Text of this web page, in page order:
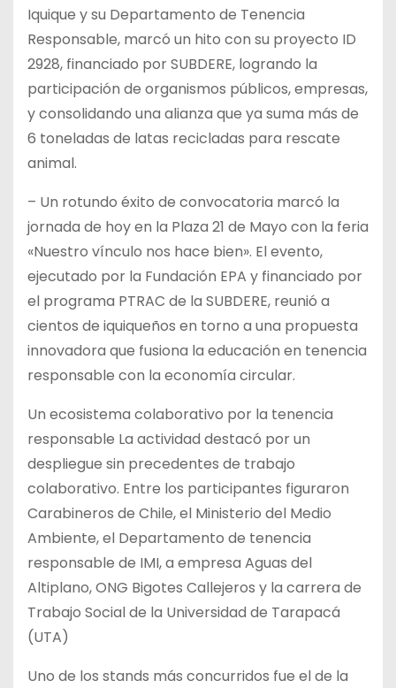
Iquique y su Departamento de Tenencia
Responsable, marcó un hito con su proyecto ID
2928, financiado por SUBDERE, logrando la
participación de organismos públicos, empresas,
y consolidando una alianza que ya suma más de
6 toneladas de latas recicladas para rescate
animal.
– Un rotundo éxito de convocatoria marcó la
jornada de hoy en la Plaza 21 de Mayo con la feria
«Nuestro vínculo nos hace bien». El evento,
ejecutado por la Fundación EPA y financiado por
el programa PTRAC de la SUBDERE, reunió a
cientos de iquiqueños en torno a una propuesta
innovadora que fusiona la educación en tenencia
responsable con la economía circular.
Un ecosistema colaborativo por la tenencia
responsable La actividad destacó por un
despliegue sin precedentes de trabajo
colaborativo. Entre los participantes figuraron
Carabineros de Chile, el Ministerio del Medio
Ambiente, el Departamento de tenencia
responsable de IMI, a empresa Aguas del
Altiplano, ONG Bigotes Callejeros y la carrera de
Trabajo Social de la Universidad de Tarapacá
(UTA)
Uno de los stands más concurridos fue el de la